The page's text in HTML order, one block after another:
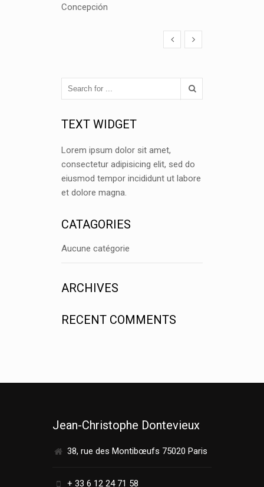
Concepción
TEXT WIDGET
Lorem ipsum dolor sit amet,
consectetur adipisicing elit, sed do
eiusmod tempor incididunt ut labore
et dolore magna.
CATAGORIES
Aucune catégorie
ARCHIVES
RECENT COMMENTS
Jean-Christophe Dontevieux
38, rue des Montibœufs 75020 Paris
+ 33 6 12 24 71 58